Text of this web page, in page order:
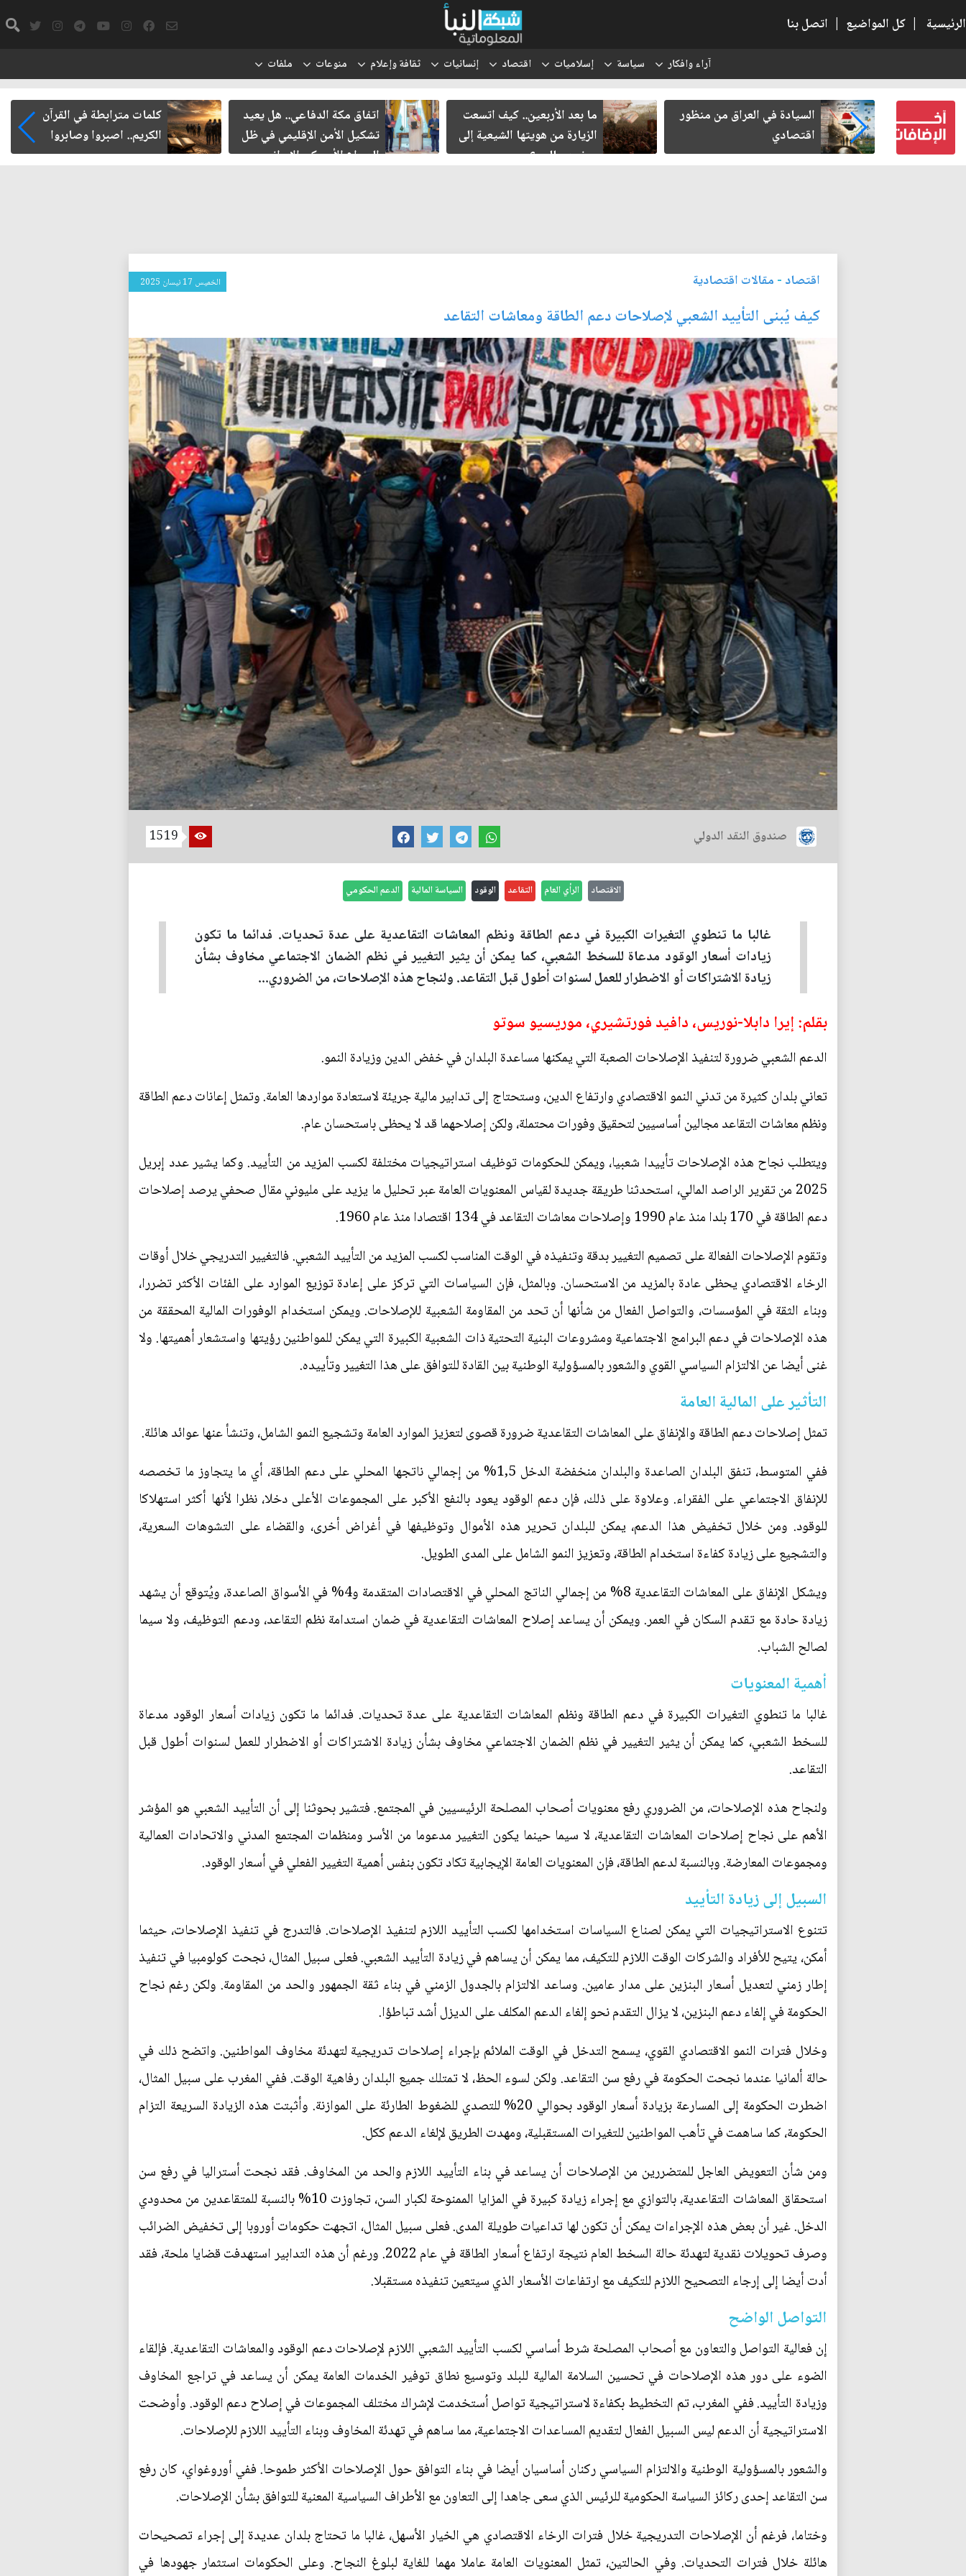
الرئيسية | كل المواضيع | اتصل بنا
آراء وافكار سياسة إسلاميات اقتصاد إنسانيات ثقافة وإعلام منوعات ملفات
في العراق من منظور
ما بعد الأربعين.. كيف اتسعت
الزيارة من هويتها الشيعية إلى
حضور عالمي؟
اتفاق مكة الدفاعي.. هل يعيد
تشكيل الأمن الإقليمي في ظل
الصراع الأميركي الإيراني
كلمات مترابطة في القرآن
الكريم.. اصبروا وصابروا
الدبلوماسية
نتائجها إلى المواطن؟
اقتصاد - مقالات اقتصادية الخميس 17 نيسان 2025
كيف يُبنى التأييد الشعبي لإصلاحات دعم الطاقة ومعاشات التقاعد
صندوق النقد الدولي 1519
الاقتصاد الرأي العام التقاعد الوقود السياسة المالية الدعم الحكومي
غالبا ما تنطوي التغيرات الكبيرة في دعم الطاقة ونظم المعاشات التقاعدية على عدة تحديات. فدائما ما تكون
زيادات أسعار الوقود مدعاة للسخط الشعبي، كما يمكن أن يثير التغيير في نظم الضمان الاجتماعي مخاوف بشأن
زيادة الاشتراكات أو الاضطرار للعمل لسنوات أطول قبل التقاعد. ولنجاح هذه الإصلاحات، من الضروري...
بقلم: إيرا دابلا-نوريس، دافيد فورتشيري، موريسيو سوتو
الدعم الشعبي ضرورة لتنفيذ الإصلاحات الصعبة التي يمكنها مساعدة البلدان في خفض الدين وزيادة النمو.
تعاني بلدان كثيرة من تدني النمو الاقتصادي وارتفاع الدين، وستحتاج إلى تدابير مالية جريئة لاستعادة مواردها العامة. وتمثل إعانات دعم الطاقة
ونظم معاشات التقاعد مجالين أساسيين لتحقيق وفورات محتملة، ولكن إصلاحهما قد لا يحظى باستحسان عام.
ويتطلب نجاح هذه الإصلاحات تأييدا شعبيا، ويمكن للحكومات توظيف استراتيجيات مختلفة لكسب المزيد من التأييد. وكما يشير عدد إبريل
2025 من تقرير الراصد المالي، استحدثنا طريقة جديدة لقياس المعنويات العامة عبر تحليل ما يزيد على مليوني مقال صحفي يرصد إصلاحات
دعم الطاقة في 170 بلدا منذ عام 1990 وإصلاحات معاشات التقاعد في 134 اقتصادا منذ عام 1960.
وتقوم الإصلاحات الفعالة على تصميم التغيير بدقة وتنفيذه في الوقت المناسب لكسب المزيد من التأييد الشعبي. فالتغيير التدريجي خلال أوقات
الرخاء الاقتصادي يحظى عادة بالمزيد من الاستحسان. وبالمثل، فإن السياسات التي تركز على إعادة توزيع الموارد على الفئات الأكثر تضررا،
وبناء الثقة في المؤسسات، والتواصل الفعال من شأنها أن تحد من المقاومة الشعبية للإصلاحات. ويمكن استخدام الوفورات المالية المحققة من
هذه الإصلاحات في دعم البرامج الاجتماعية ومشروعات البنية التحتية ذات الشعبية الكبيرة التي يمكن للمواطنين رؤيتها واستشعار أهميتها. ولا
غنى أيضا عن الالتزام السياسي القوي والشعور بالمسؤولية الوطنية بين القادة للتوافق على هذا التغيير وتأييده.
التأثير على المالية العامة
تمثل إصلاحات دعم الطاقة والإنفاق على المعاشات التقاعدية ضرورة قصوى لتعزيز الموارد العامة وتشجيع النمو الشامل، وتنشأ عنها عوائد هائلة.
ففي المتوسط، تنفق البلدان الصاعدة والبلدان منخفضة الدخل 1,5% من إجمالي ناتجها المحلي على دعم الطاقة، أي ما يتجاوز ما تخصصه
للإنفاق الاجتماعي على الفقراء. وعلاوة على ذلك، فإن دعم الوقود يعود بالنفع الأكبر على المجموعات الأعلى دخلا، نظرا لأنها أكثر استهلاكا
للوقود. ومن خلال تخفيض هذا الدعم، يمكن للبلدان تحرير هذه الأموال وتوظيفها في أغراض أخرى، والقضاء على التشوهات السعرية،
والتشجيع على زيادة كفاءة استخدام الطاقة، وتعزيز النمو الشامل على المدى الطويل.
ويشكل الإنفاق على المعاشات التقاعدية 8% من إجمالي الناتج المحلي في الاقتصادات المتقدمة و4% في الأسواق الصاعدة، ويُتوقع أن يشهد
زيادة حادة مع تقدم السكان في العمر. ويمكن أن يساعد إصلاح المعاشات التقاعدية في ضمان استدامة نظم التقاعد، ودعم التوظيف، ولا سيما
لصالح الشباب.
أهمية المعنويات
غالبا ما تنطوي التغيرات الكبيرة في دعم الطاقة ونظم المعاشات التقاعدية على عدة تحديات. فدائما ما تكون زيادات أسعار الوقود مدعاة
للسخط الشعبي، كما يمكن أن يثير التغيير في نظم الضمان الاجتماعي مخاوف بشأن زيادة الاشتراكات أو الاضطرار للعمل لسنوات أطول قبل
التقاعد.
ولنجاح هذه الإصلاحات، من الضروري رفع معنويات أصحاب المصلحة الرئيسيين في المجتمع. فتشير بحوثنا إلى أن التأييد الشعبي هو المؤشر
الأهم على نجاح إصلاحات المعاشات التقاعدية، لا سيما حينما يكون التغيير مدعوما من الأسر ومنظمات المجتمع المدني والاتحادات العمالية
ومجموعات المعارضة. وبالنسبة لدعم الطاقة، فإن المعنويات العامة الإيجابية تكاد تكون بنفس أهمية التغيير الفعلي في أسعار الوقود.
السبيل إلى زيادة التأييد
تتنوع الاستراتيجيات التي يمكن لصناع السياسات استخدامها لكسب التأييد اللازم لتنفيذ الإصلاحات. فالتدرج في تنفيذ الإصلاحات، حيثما
أمكن، يتيح للأفراد والشركات الوقت اللازم للتكيف، مما يمكن أن يساهم في زيادة التأييد الشعبي. فعلى سبيل المثال، نجحت كولومبيا في تنفيذ
إطار زمني لتعديل أسعار البنزين على مدار عامين. وساعد الالتزام بالجدول الزمني في بناء ثقة الجمهور والحد من المقاومة. ولكن رغم نجاح
الحكومة في إلغاء دعم البنزين، لا يزال التقدم نحو إلغاء الدعم المكلف على الديزل أشد تباطؤا.
وخلال فترات النمو الاقتصادي القوي، يسمح التدخل في الوقت الملائم بإجراء إصلاحات تدريجية لتهدئة مخاوف المواطنين. واتضح ذلك في
حالة ألمانيا عندما نجحت الحكومة في رفع سن التقاعد. ولكن لسوء الحظ، لا تمتلك جميع البلدان رفاهية الوقت. ففي المغرب على سبيل المثال،
اضطرت الحكومة إلى المسارعة بزيادة أسعار الوقود بحوالي 20% للتصدي للضغوط الطارئة على الموازنة. وأثبتت هذه الزيادة السريعة التزام
الحكومة، كما ساهمت في تأهب المواطنين للتغيرات المستقبلية، ومهدت الطريق لإلغاء الدعم ككل.
ومن شأن التعويض العاجل للمتضررين من الإصلاحات أن يساعد في بناء التأييد اللازم والحد من المخاوف. فقد نجحت أستراليا في رفع سن
استحقاق المعاشات التقاعدية، بالتوازي مع إجراء زيادة كبيرة في المزايا الممنوحة لكبار السن، تجاوزت 10% بالنسبة للمتقاعدين من محدودي
الدخل. غير أن بعض هذه الإجراءات يمكن أن تكون لها تداعيات طويلة المدى. فعلى سبيل المثال، اتجهت حكومات أوروبا إلى تخفيض الضرائب
وصرف تحويلات نقدية لتهدئة حالة السخط العام نتيجة ارتفاع أسعار الطاقة في عام 2022. ورغم أن هذه التدابير استهدفت قضايا ملحة، فقد
أدت أيضا إلى إرجاء التصحيح اللازم للتكيف مع ارتفاعات الأسعار الذي سيتعين تنفيذه مستقبلا.
التواصل الواضح
إن فعالية التواصل والتعاون مع أصحاب المصلحة شرط أساسي لكسب التأييد الشعبي اللازم لإصلاحات دعم الوقود والمعاشات التقاعدية. فإلقاء
الضوء على دور هذه الإصلاحات في تحسين السلامة المالية للبلد وتوسيع نطاق توفير الخدمات العامة يمكن أن يساعد في تراجع المخاوف
وزيادة التأييد. ففي المغرب، تم التخطيط بكفاءة لاستراتيجية تواصل اُستخدمت لإشراك مختلف المجموعات في إصلاح دعم الوقود. وأوضحت
الاستراتيجية أن الدعم ليس السبيل الفعال لتقديم المساعدات الاجتماعية، مما ساهم في تهدئة المخاوف وبناء التأييد اللازم للإصلاحات.
والشعور بالمسؤولية الوطنية والالتزام السياسي ركنان أساسيان أيضا في بناء التوافق حول الإصلاحات الأكثر طموحا. ففي أوروغواي، كان رفع
سن التقاعد إحدى ركائز السياسة الحكومية للرئيس الذي سعى جاهدا إلى التعاون مع الأطراف السياسية المعنية للتوافق بشأن الإصلاحات.
وختاما، فرغم أن الإصلاحات التدريجية خلال فترات الرخاء الاقتصادي هي الخيار الأسهل، غالبا ما تحتاج بلدان عديدة إلى إجراء تصحيحات
هائلة خلال فترات التحديات. وفي الحالتين، تمثل المعنويات العامة عاملا مهما للغاية لبلوغ النجاح. وعلى الحكومات استثمار جهودها في